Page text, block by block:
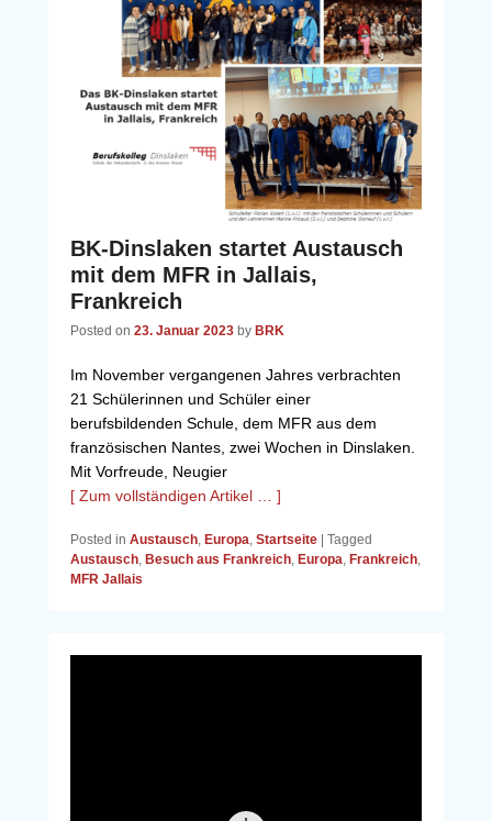
BK-Dinslaken startet Austausch
mit dem MFR in Jallais,
Frankreich
Posted on 23. Januar 2023 by BRK
Im November vergangenen Jahres verbrachten
21 Schülerinnen und Schüler einer
berufsbildenden Schule, dem MFR aus dem
französischen Nantes, zwei Wochen in Dinslaken.
Mit Vorfreude, Neugier
[ Zum vollständigen Artikel … ]
Posted in Austausch, Europa, Startseite | Tagged
Austausch, Besuch aus Frankreich, Europa, Frankreich,
MFR Jallais